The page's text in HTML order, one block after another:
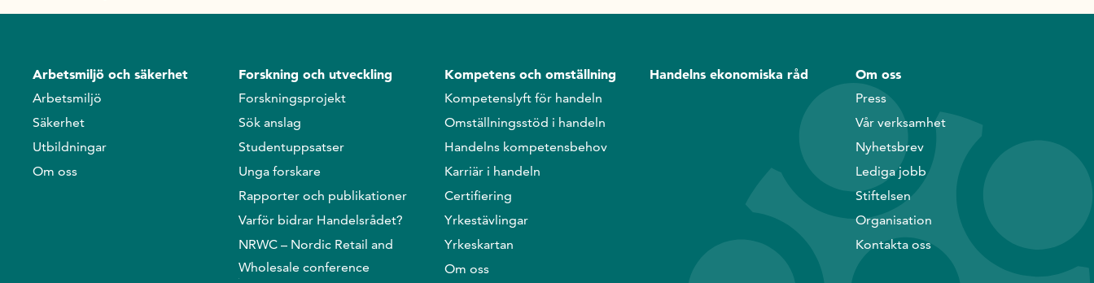
Arbetsmiljö och säkerhet
Arbetsmiljö
Säkerhet
Utbildningar
Om oss
Forskning och utveckling
Forskningsprojekt
Sök anslag
Studentuppsatser
Unga forskare
Rapporter och publikationer
Varför bidrar Handelsrådet?
NRWC – Nordic Retail and
Wholesale conference
Kompetens och omställning
Kompetenslyft för handeln
Omställningsstöd i handeln
Handelns kompetensbehov
Karriär i handeln
Certifiering
Yrkestävlingar
Yrkeskartan
Om oss
Handelns ekonomiska råd Om oss
Press
Vår verksamhet
Nyhetsbrev
Lediga jobb
Stiftelsen
Organisation
Kontakta oss